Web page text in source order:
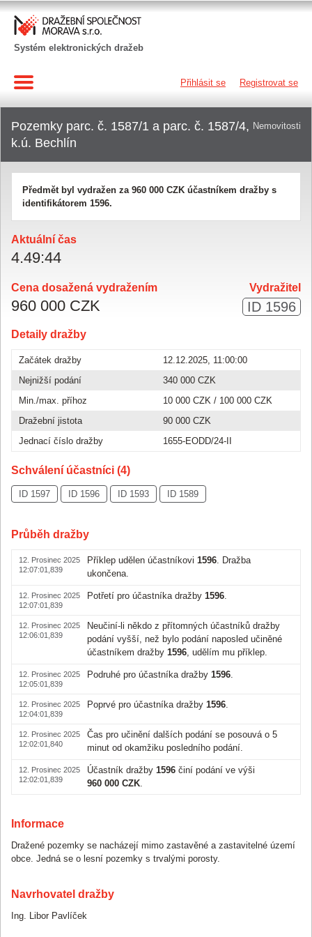
Systém elektronických dražeb
Přihlásit se Registrovat se
Nemovitosti
Pozemky parc. č. 1587/1 a parc. č. 1587/4,
k.ú. Bechlín
Předmět byl vydražen za 960 000 CZK účastníkem dražby s
identifikátorem 1596.
Aktuální čas
4.49:44
Cena dosažená vydražením
960 000 CZK
Vydražitel
ID 1596
Detaily dražby
Začátek dražby
12.12.2025, 11:00:00
Nejnižší podání
340 000 CZK
Min./max. příhoz
10 000 CZK / 100 000 CZK
Dražební jistota
90 000 CZK
Jednací číslo dražby
1655-EODD/24-II
Schválení účastníci (4)
ID 1597 ID 1596 ID 1593 ID 1589
Průběh dražby
12. Prosinec 2025
12:07:01,839
Příklep udělen účastníkovi 1596 . Dražba
ukončena.
12. Prosinec 2025
12:07:01,839
Potřetí pro účastníka dražby 1596
12. Prosinec 2025
12:06:01,839
Neučiní-li někdo z přítomných účastníků dražby
podání vyšší, než bylo podání naposled učiněné
účastníkem dražby 1596 , udělím mu příklep.
12. Prosinec 2025
12:05:01,839
Podruhé pro účastníka dražby 1596
12. Prosinec 2025
12:04:01,839
Poprvé pro účastníka dražby 1596
12. Prosinec 2025
12:02:01,840
Čas pro učinění dalších podání se posouvá o 5
minut od okamžiku posledního podání.
12. Prosinec 2025
12:02:01,839
Účastník dražby 1596 činí podání ve výši
960 000 CZK
12:01:00,614
Čas pro učinění dalších podání se posouvá o 5
12. Prosinec 2025
11:59:00,614
Účastník dražby
Informace
Dražené pozemky se nacházejí mimo zastavěné a zastavitelné území
obce. Jedná se o lesní pozemky s trvalými porosty.
Navrhovatel dražby
Ing. Libor Pavlíček